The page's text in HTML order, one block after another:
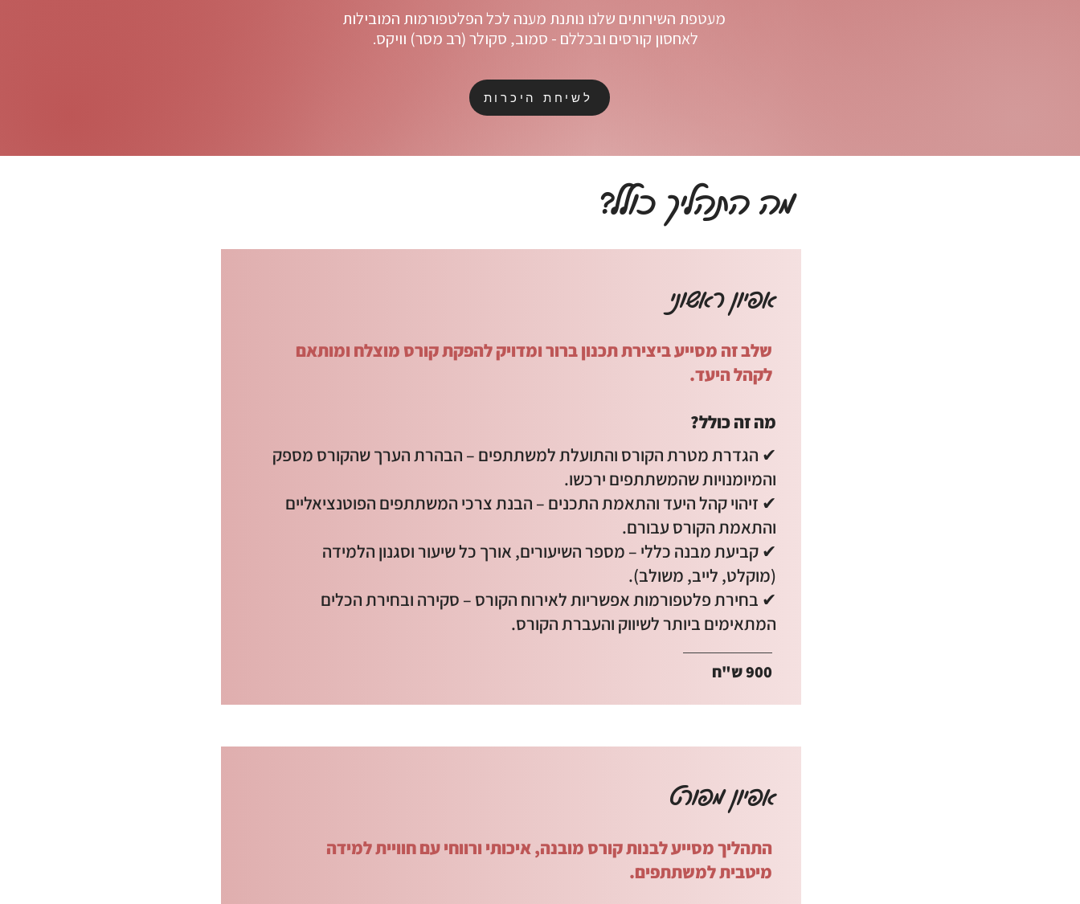
אפיון ראשוני
900 ש"ח
שלב זה מסייע ביצירת תכנון ברור ומדויק להפקת קורס מוצלח ומותאם
לקהל היעד.
מה זה כולל?
✔ הגדרת מטרת הקורס והתועלת למשתתפים – הבהרת הערך שהקורס מספק
והמיומנויות שהמשתתפים ירכשו.
✔ זיהוי קהל היעד והתאמת התכנים – הבנת צרכי המשתתפים הפוטנציאליים
והתאמת הקורס עבורם.
✔ קביעת מבנה כללי – מספר השיעורים, אורך כל שיעור וסגנון הלמידה
(מוקלט, לייב, משולב).
✔ בחירת פלטפורמות אפשריות לאירוח הקורס – סקירה ובחירת הכלים
המתאימים ביותר לשיווק והעברת הקורס.
אפיון מפורט
התהליך מסייע לבנות קורס מובנה, איכותי ורווחי עם חוויית למידה
מיטבית למשתתפים.
מה התהליך כולל?
לשיחת היכרות
מעטפת השירותים שלנו נותנת מענה לכל הפלטפורמות המובילות
לאחסון קורסים ובכללם - סמוב, סקולר (רב מסר) וויקס.